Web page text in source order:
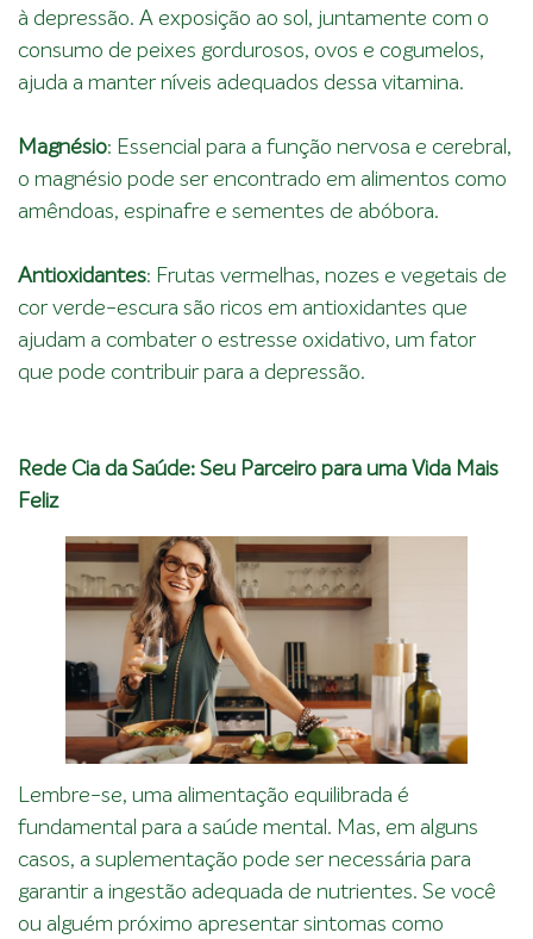
à depressão. A exposição ao sol, juntamente com o
consumo de peixes gordurosos, ovos e cogumelos,
ajuda a manter níveis adequados dessa vitamina.
Magnésio: Essencial para a função nervosa e cerebral,
o magnésio pode ser encontrado em alimentos como
amêndoas, espinafre e sementes de abóbora.
Antioxidantes: Frutas vermelhas, nozes e vegetais de
cor verde-escura são ricos em antioxidantes que
ajudam a combater o estresse oxidativo, um fator
que pode contribuir para a depressão.
Rede Cia da Saúde: Seu Parceiro para uma Vida Mais
Feliz
Lembre-se, uma alimentação equilibrada é
fundamental para a saúde mental. Mas, em alguns
casos, a suplementação pode ser necessária para
garantir a ingestão adequada de nutrientes. Se você
ou alguém próximo apresentar sintomas como